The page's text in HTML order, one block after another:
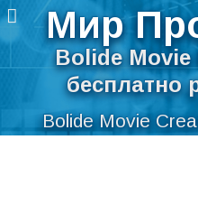
Мир
Bolide Movie
бесплатно
Bolide Movie